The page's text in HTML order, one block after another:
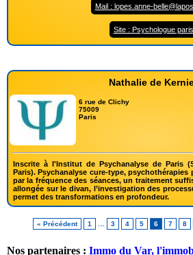
Mail : lopes.anne-
Site : Psychologue paris
Nathalie de
6 rue de Clichy
75009
Paris
Inscrite à l'Institut de Psychanalyse de Paris
Paris). Psychanalyse cure-type, psychothérapies
par la fréquence des séances, un traitement
allongée sur le divan, l’investigation des
permet des transformations en profondeur.
« Précédent 1 … 3 4 5 6 7 8
Nos partenaires : Immo du Var,